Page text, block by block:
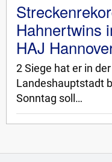
Hahnertwins
HAJ
2 Siege hat er in
Landeshauptstadt
Sonntag soll…